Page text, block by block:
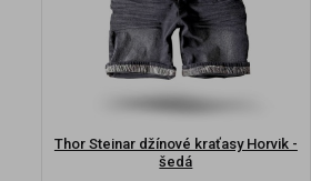
Thor Steinar džínové kraťasy Horvik -
šedá